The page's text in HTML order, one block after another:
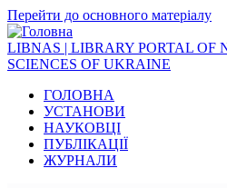
Перейти до основного матеріалу
LIBNAS | LIBRARY PORTAL OF
SCIENCES OF UKRAINE
ГОЛОВНА
УСТАНОВИ
НАУКОВЦІ
ПУБЛІКАЦІЇ
ЖУРНАЛИ